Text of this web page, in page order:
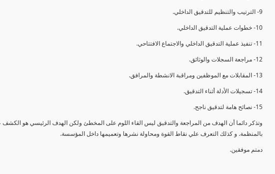
9- الترتيب والتنظيم للتدقيق الداخلي.
10- خطوات عملية التدقيق الداخلي.
11- تنفيذ عملية التدقيق الداخلي والاجتماع الافتتاحي.
12- مراجعة السجلات والوثائق.
13- المقابلات مع الموظفين ومراقبة الانشطة والمرافق.
14- تسجيلات الأدلة أثناء التدقيق.
15- نصائح هامة لتدقيق ناجح.
وتذكر دائما أن الهدف من المراجعة والتدقيق ليس القاء اللوم على المخطئ ولكن الهدف الرئيسي هو
بالمنظمة. و كذلك التعرف علي نقاط القوة ومحاولة نشرها وتعميمها داخل المؤسسة.
دمتم موفقين.